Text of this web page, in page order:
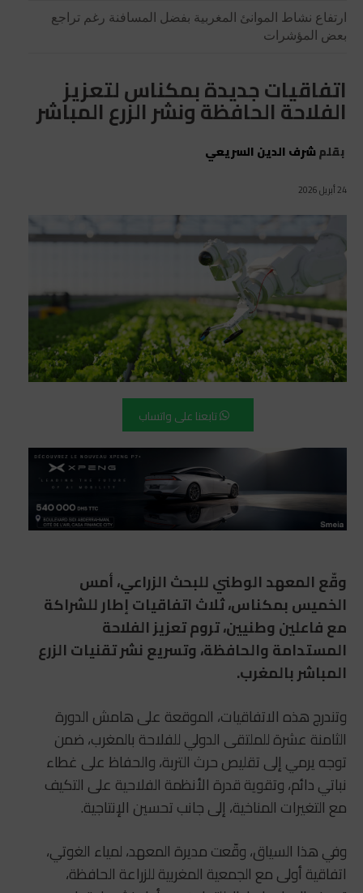
ارتفاع نشاط الموانئ المغربية بفضل المسافنة رغم تراجع
بعض المؤشرات
اتفاقيات جديدة بمكناس لتعزيز
الفلاحة الحافظة ونشر الزرع المباشر
بقلمشرف الدين السريعي
24 أبريل 2026
تابعنا على واتساب
وقّعالمعهد الوطني للبحث الزراعي، أمس
الخميس بمكناس، ثلاث اتفاقيات إطار للشراكة
مع فاعلين وطنيين، تروم تعزيز الفلاحة
المستدامة والحافظة، وتسريع نشر تقنيات الزرع
المباشر بالمغرب.
وتندرج هذه الاتفاقيات، الموقعة على هامش الدورة
الثامنة عشرة للملتقى الدولي للفلاحة بالمغرب، ضمن
توجه يرمي إلى تقليص حرث التربة، والحفاظ على غطاء
نباتي دائم، وتقوية قدرة الأنظمة الفلاحية على التكيف
مع التغيرات المناخية، إلى جانب تحسين الإنتاجية.
وفي هذا السياق، وقّعت مديرة المعهد، لمياء الغوتي،
اتفاقية أولى مع الجمعية المغربية للزراعة الحافظة،